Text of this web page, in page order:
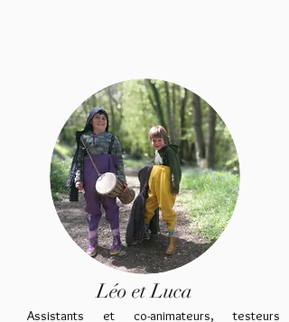
Léo et Luca
Assistants et co-animateurs, testeurs